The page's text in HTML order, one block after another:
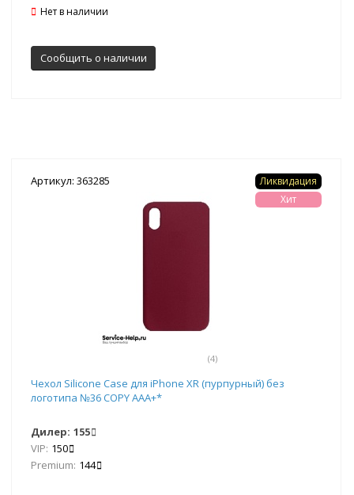
Нет в наличии
Сообщить о наличии
Артикул: 363285
(4)
Ликвидация
Хит
Чехол Silicone Case для iPhone XR (пурпурный) без
логотипа №36 COPY AAA+*
Дилер: 155
VIP: 150
Premium: 144